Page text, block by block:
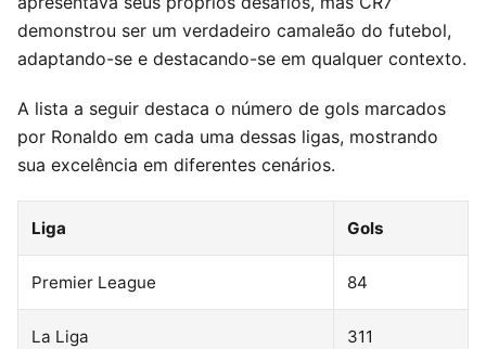
demonstrou ser um verdadeiro camaleão do futebol,
adaptando-se e destacando-se em qualquer contexto.
A lista a seguir destaca o número de gols marcados
por Ronaldo em cada uma dessas ligas, mostrando
sua excelência em diferentes cenários.
Liga Gols
Premier League 84
La Liga 311